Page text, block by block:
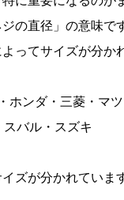
の直径」の意味で
ってサイズが分か
ホンダ・三菱・マ
バル・スズキ
ズが分かれていま